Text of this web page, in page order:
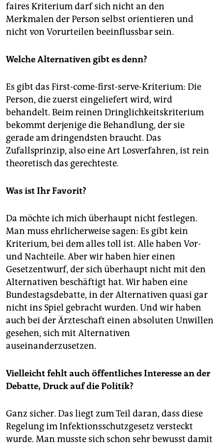
faires Kriterium darf sich nicht an den
Merkmalen der Person selbst orientieren und
nicht von Vorurteilen beeinflussbar sein.
Welche Alternativen gibt es denn?
Es gibt das First-come-first-serve-Kriterium: Die
Person, die zuerst eingeliefert wird, wird
behandelt. Beim reinen Dringlichkeitskriterium
bekommt derjenige die Behandlung, der sie
gerade am dringendsten braucht. Das
Zufallsprinzip, also eine Art Losverfahren, ist rein
theoretisch das gerechteste.
Was ist Ihr Favorit?
Da möchte ich mich überhaupt nicht festlegen.
Man muss ehrlicherweise sagen: Es gibt kein
Kriterium, bei dem alles toll ist. Alle haben Vor-
und Nachteile. Aber wir haben hier einen
Gesetzentwurf, der sich überhaupt nicht mit den
Alternativen beschäftigt hat. Wir haben eine
Bundestagsdebatte, in der Alternativen quasi gar
nicht ins Spiel gebracht wurden. Und wir haben
auch bei der Ärzteschaft einen absoluten Unwillen
gesehen, sich mit Alternativen
auseinanderzusetzen.
Vielleicht fehlt auch öffentliches Interesse an der
Debatte, Druck auf die Politik?
Ganz sicher. Das liegt zum Teil daran, dass diese
Regelung im Infektionsschutzgesetz versteckt
wurde. Man musste sich schon sehr bewusst damit